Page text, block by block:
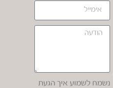
נשמח לשמוע איך הגעת